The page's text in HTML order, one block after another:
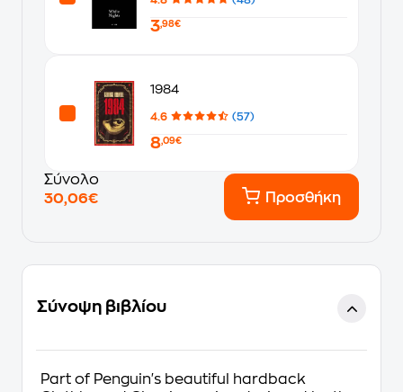
3,98€
1984
4.6 (57)
8,09€
Σύνολο
30,06€
Προσθήκη
Σύνοψη βιβλίου
Part of Penguin's beautiful hardback